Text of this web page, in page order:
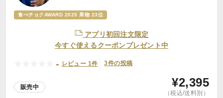
食べチョクAWARD 2025 果物 23位
アプリ初回注文限定
今すぐ使えるクーポンプレゼント中
- レビュー 1件 3件の投稿
販売中 ¥2,395
（税込/送料別）